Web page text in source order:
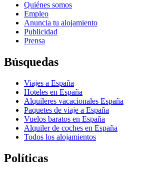
Quiénes somos
Empleo
Anuncia tu alojamiento
Publicidad
Prensa
Búsquedas
Viajes a España
Hoteles en España
Alquileres vacacionales España
Paquetes de viaje a España
Vuelos baratos en España
Alquiler de coches en España
Todos los alojamientos
Políticas